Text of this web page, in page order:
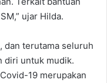
ujar Hilda.
dan terutama seluruh
diri untuk mudik.
19 merupakan